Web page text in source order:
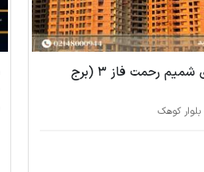
مجتمع 900 واحدی شمیم رحمت فاز 3 (برج
بلوار کوهک